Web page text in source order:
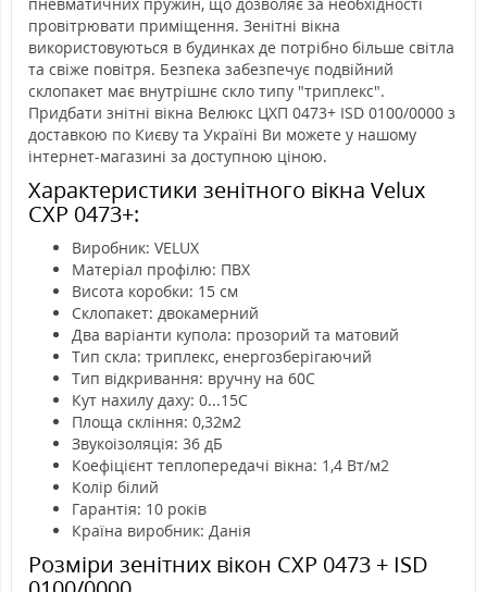
провітрювати приміщення. Зенітні вікна
використовуються в будинках де потрібно більше світла
та свіже повітря. Безпека забезпечує подвійний
склопакет має внутрішнє скло типу "триплекс".
Придбати знітні вікна Велюкс ЦХП 0473+ ISD 0100/0000 з
доставкою по Києву та Україні Ви можете у нашому
інтернет-магазині за доступною ціною.
Характеристики зенітного вікна Velux
CXP 0473+:
Виробник: VELUX
Матеріал профілю: ПВХ
Висота коробки: 15 см
Склопакет: двокамерний
Два варіанти купола: прозорий та матовий
Тип скла: триплекс, енергозберігаючий
Тип відкривання: вручну на 60С
Кут нахилу даху: 0...15С
Площа скління: 0,32м2
Звукоізоляція: 36 дБ
Коефіцієнт теплопередачі вікна: 1,4 Вт/м2
Колір білий
Гарантія: 10 років
Країна виробник: Данія
Розміри зенітних вікон CXP 0473 + ISD